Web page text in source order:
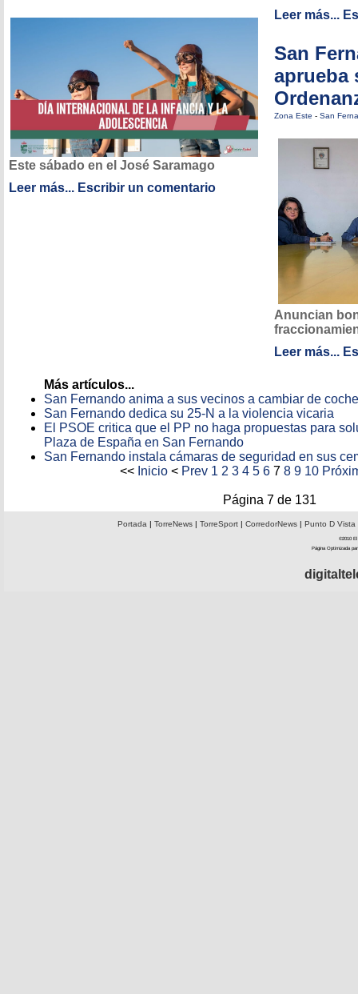
Este sábado en el José Saramago
Leer más... Escribir un comentario
Leer más...
San
aprueba
Zona Este - San
Anuncian
Leer más...
Más artículos...
San Fernando anima a sus vecinos a cambiar de coche
San Fernando dedica su 25-N a la violencia vicaria
El PSOE critica que el PP no haga propuestas para
Plaza de España en San Fernando
San Fernando instala cámaras de seguridad en sus
<< Inicio < Prev 1 2 3 4 5 6 7 8 9 10
Página 7 de 131
Portada | TorreNews| TorreSport| CorredorNews| Punto D Vista
©2010 El
Página Optimizada